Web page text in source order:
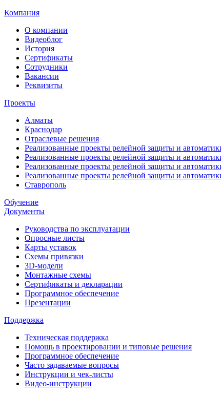
Компания
О компании
Видеоблог
История
Сертификаты
Сотрудники
Вакансии
Реквизиты
Проекты
Алматы
Краснодар
Отраслевые решения
Реализованные проекты релейной защиты и
Реализованные проекты релейной защиты и
Реализованные проекты релейной защиты и
Реализованные проекты релейной защиты и
Ставрополь
Обучение
Документы
Руководства по эксплуатации
Опросные листы
Карты уставок
Схемы привязки
3D-модели
Монтажные схемы
Сертификаты и декларации
Программное обеспечение
Презентации
Поддержка
Техническая поддержка
Помощь в проектировании и типовые решения
Программное обеспечение
Часто задаваемые вопросы
Инструкции и чек-листы
Видео-инструкции